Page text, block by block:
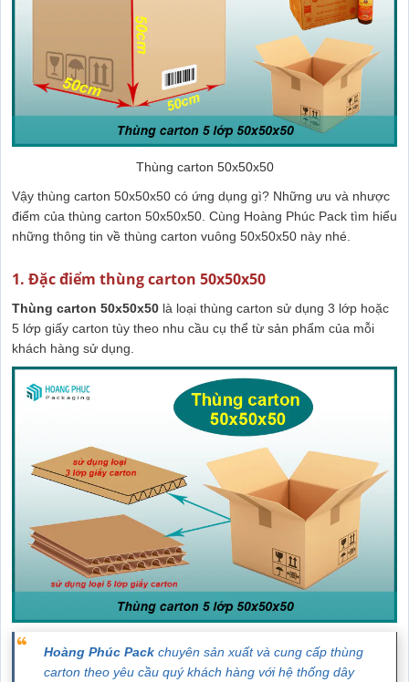
Thùng carton 50x50x50
Vậy thùng carton 50x50x50 có ứng dụng gì? Những ưu và nhược
điểm của thùng carton 50x50x50. Cùng Hoàng Phúc Pack tìm hiểu
những thông tin về thùng carton vuông 50x50x50 này nhé.
1. Đặc điểm thùng carton 50x50x50
Thùng carton 50x50x50 là loại thùng carton sử dụng 3 lớp hoặc
5 lớp giấy carton tùy theo nhu cầu cụ thể từ sản phẩm của mỗi
khách hàng sử dụng.
Hoàng Phúc Pack chuyên sản xuất và cung cấp thùng
carton theo yêu cầu quý khách hàng với hệ thống dây